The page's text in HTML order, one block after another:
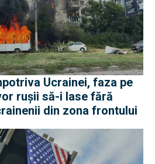
Ucrainei, faza pe
rușii să-i lase fără
din zona frontului